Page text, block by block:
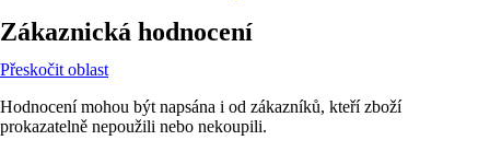
Zákaznická hodnocení
Přeskočit oblast
Hodnocení mohou být napsána i od zákazníků, kteří zboží
prokazatelně nepoužili nebo nekoupili.